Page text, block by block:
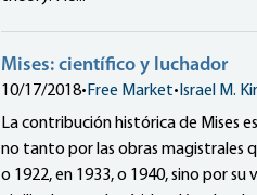
Mises: científico y luchador
10/17/2018• Free Market• Israel M.
La contribución histórica de Mises
no tanto por las obras magistrales
o 1922, en 1933, o 1940, sino por